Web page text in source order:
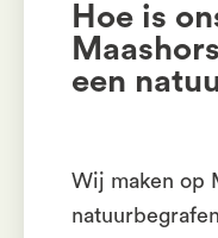
Hoe is
een
Wij maken op